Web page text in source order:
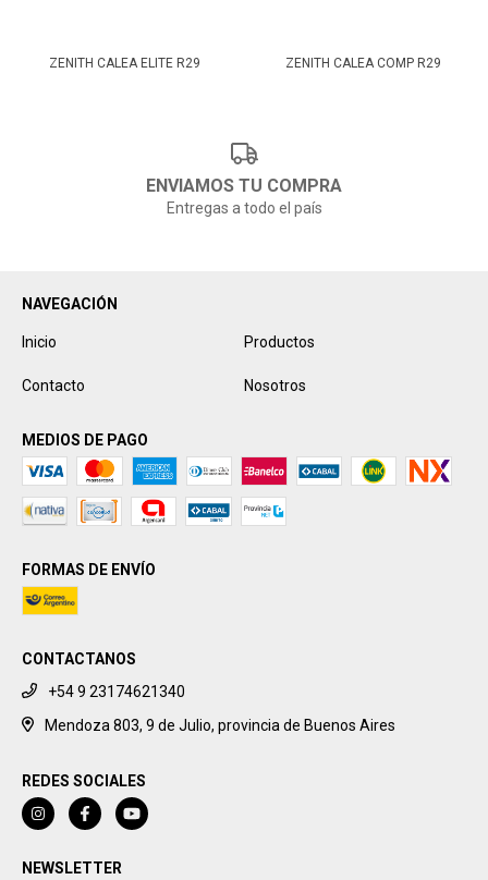
ZENITH CALEA ELITE R29 ZENITH CALEA COMP R29
ENVIAMOS TU COMPRA
Entregas a todo el país
NAVEGACIÓN
Inicio Productos
Contacto Nosotros
MEDIOS DE PAGO
FORMAS DE ENVÍO
CONTACTANOS
+54 9 23174621340
Mendoza 803, 9 de Julio, provincia de Buenos Aires
REDES SOCIALES
NEWSLETTER